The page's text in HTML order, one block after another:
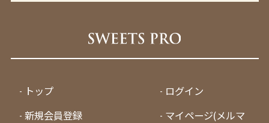
トップ
新規会員登録
ログイン
マイページ(メルマ